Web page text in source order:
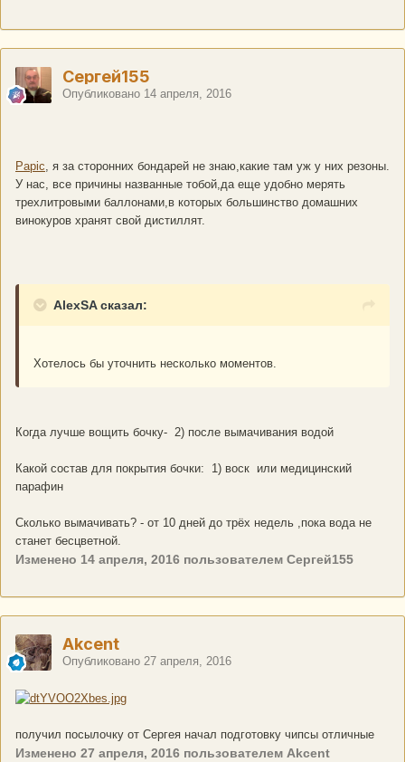
Сергей155
Опубликовано 14 апреля, 2016
Papic, я за сторонних бондарей не знаю,какие там уж у них резоны.
У нас, все причины названные тобой,да еще удобно мерять
трехлитровыми баллонами,в которых большинство домашних
винокуров хранят свой дистиллят.
AlexSA сказал:
Хотелось бы уточнить несколько моментов.
Когда лучше вощить бочку- 2) после вымачивания водой
Какой состав для покрытия бочки: 1) воск или медицинский
парафин
Сколько вымачивать? - от 10 дней до трёх недель ,пока вода не
станет бесцветной.
Изменено 14 апреля, 2016 пользователем Сергей155
Akcent
Опубликовано 27 апреля, 2016
получил посылочку от Сергея начал подготовку чипсы отличные
Изменено 27 апреля, 2016 пользователем Akcent